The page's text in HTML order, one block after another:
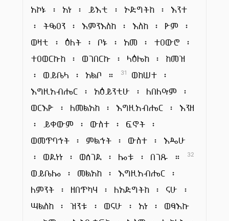
አኮኑ ፡ አነ ፡ ይእቲ ፡ ኦድግትከ ፡ እንተ
፡ ትፄዐን ፡ እምንእስከ ፡ እስከ ፡ ዮም ፡
ወዛቲ ፡ ዕለት ፡ ቦኑ ፡ አመ ፡ ተዐውሮ ፡
ተዐወርኩከ ፡ ወገበርኩ ፡ ላዕሌከ ፡ ከመዝ
፡ ወይቤላ ፡ አልቦ ።
31
ወከሠተ ፡
እግዚአብሔር ፡ አዕይንቲሁ ፡ ለበለዓም ፡
ወርእዮ ፡ ለመልአከ ፡ እግዚአብሔር ፡ እንዘ
፡ ይቀውም ፡ ውስተ ፡ ፍኖት ፡
ወመጥባኅት ፡ ምልኅት ፡ ውስተ ፡ እዴሁ
፡ ወደነነ ፡ ወሰገደ ፡ ሎቱ ፡ በገጹ ።
32
ወይቤሎ ፡ መልአከ ፡ እግዚአብሔር ፡
ለምንት ፡ ዘበጥካሃ ፡ ለአድግትከ ፡ ናሁ ፡
ሣልስከ ፡ ዝንቱ ፡ ወናሁ ፡ አነ ፡ ወፃእኩ